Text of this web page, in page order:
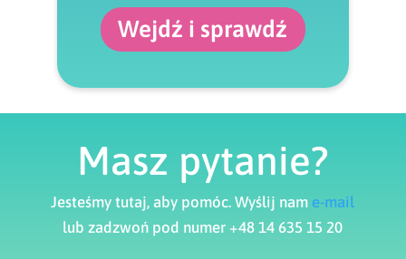
Wejdź i sprawdź
Masz pytanie?
Jesteśmy tutaj, aby pomóc. Wyślij nam e-mail
lub zadzwoń pod numer +48 14 635 15 20